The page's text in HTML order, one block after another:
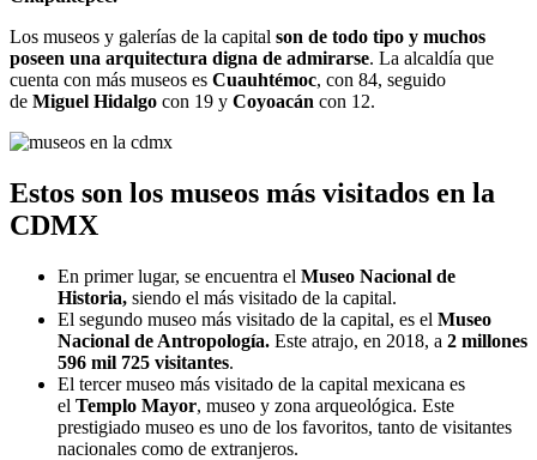
Los museos y galerías de la capital son de todo tipo y muchos
poseen una arquitectura digna de admirarse. La alcaldía que
cuenta con más museos es Cuauhtémoc, con 84, seguido
de Miguel Hidalgo con 19 y Coyoacán con 12.
Estos son los museos más visitados en la
CDMX
En primer lugar, se encuentra el Museo Nacional de
Historia, siendo el más visitado de la capital.
El segundo museo más visitado de la capital, es el Museo
Nacional de Antropología. Este atrajo, en 2018, a 2 millones
596 mil 725 visitantes.
El tercer museo más visitado de la capital mexicana es
el Templo Mayor, museo y zona arqueológica. Este
prestigiado museo es uno de los favoritos, tanto de visitantes
nacionales como de extranjeros.